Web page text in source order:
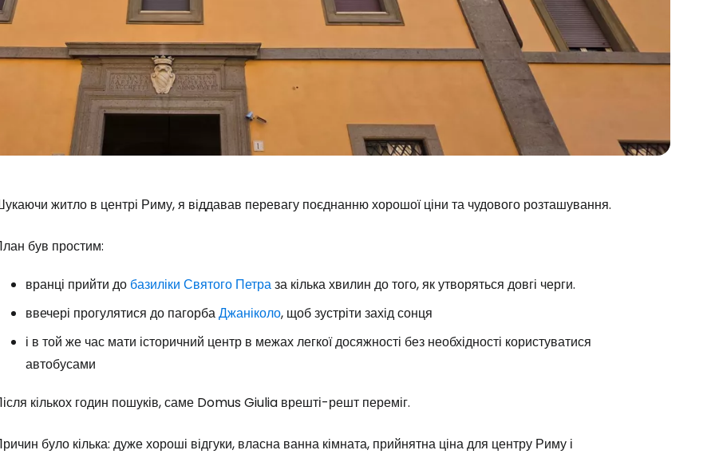
житло в центрі Риму, я віддавав перевагу поєднанню хорошої ціни та чудового розташування.
був простим:
вранці прийти до базиліки Святого Петраза кілька хвилин до того, як утворяться довгі черги.
ввечері прогулятися до пагорбаДжаніколо, щоб зустріти захід сонця
і в той же час мати історичний центр в межах легкої досяжності без необхідності користуватися
автобусами
кількох годин пошуків, саме Domus Giulia врешті-решт переміг.
було кілька: дуже хороші відгуки, власна ванна кімната, прийнятна ціна для центру Риму і